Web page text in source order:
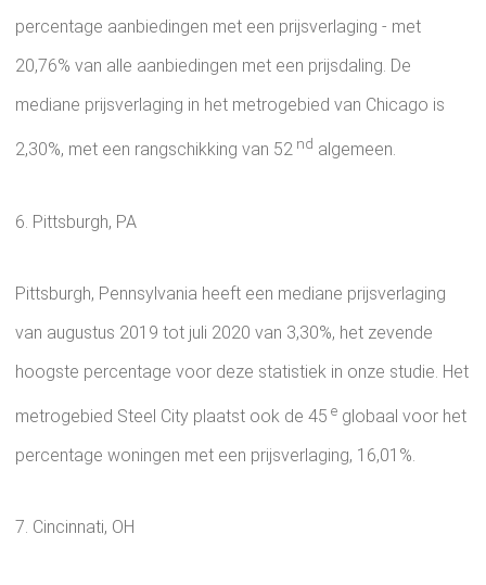
percentage aanbiedingen met een prijsverlaging - met
20,76% van alle aanbiedingen met een prijsdaling. De
mediane prijsverlaging in het metrogebied van Chicago is
2,30%, met een rangschikking van 52 nd algemeen.
6. Pittsburgh, PA
Pittsburgh, Pennsylvania heeft een mediane prijsverlaging
van augustus 2019 tot juli 2020 van 3,30%, het zevende
hoogste percentage voor deze statistiek in onze studie. Het
metrogebied Steel City plaatst ook de 45 e globaal voor het
percentage woningen met een prijsverlaging, 16,01%.
7. Cincinnati, OH